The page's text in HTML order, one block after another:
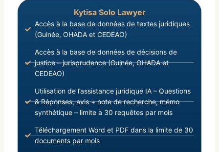
Kytisa Solo Lawyer
Accès à la base de données de textes juridiques
(Guinée, OHADA et CEDEAO)
Accès à la base de données de décisions de
justice – jurisprudence (Guinée, OHADA et
CEDEAO)
Utilisation de l’assistance juridique IA – Questions
& Réponses, avis + note de recherche, mémo
synthétique – limite à 30 requêtes par mois
Téléchargement Word et PDF dans la limite de 30
documents par mois